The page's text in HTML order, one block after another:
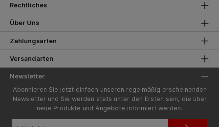
Rechtliches
Über Uns
Zahlungsarten
Versandarten
Newsletter
Abonnieren Sie jetzt einfach unseren regelmäßig erscheinenden
Newsletter und Sie werden stets unter den Ersten sein, die über
neue Produkte und Angebote informiert werden.